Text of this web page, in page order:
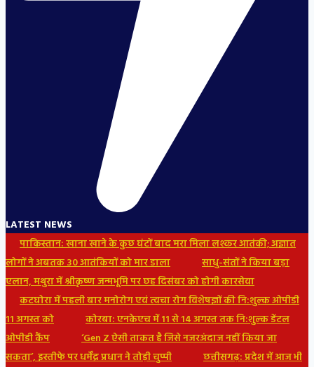
LATEST NEWS
पाकिस्तान: खाना खाने के कुछ घंटों बाद मरा मिला लश्कर आतंकी; अज्ञात
लोगों ने अबतक 30 आतंकियों को मार डाला
साधु-संतों ने किया बड़ा
एलान, मथुरा में श्रीकृष्ण जन्मभूमि पर छह दिसंबर को होगी कारसेवा
कटघोरा में पहली बार मनोरोग एवं त्वचा रोग विशेषज्ञों की नि:शुल्क ओपीडी
11 अगस्त को
कोरबा: एनकेएच में 11 से 14 अगस्त तक नि:शुल्क डेंटल
ओपीडी कैंप
‘Gen Z ऐसी ताकत है जिसे नजरअंदाज नहीं किया जा
सकता’, इस्तीफे पर धर्मेंद्र प्रधान ने तोड़ी चुप्पी
छत्तीसगढ़: प्रदेश में आज भी